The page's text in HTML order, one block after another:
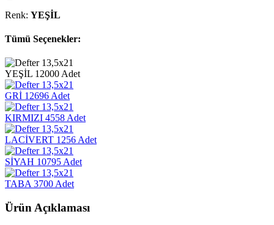
Renk: YEŞİL
Tümü Seçenekler:
YEŞİL 12000 Adet
GRİ 12696 Adet
KIRMIZI 4558 Adet
LACİVERT 1256 Adet
SİYAH 10795 Adet
TABA 3700 Adet
Ürün Açıklaması